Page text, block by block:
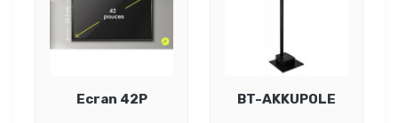
Ecran 42P BT-AKKUPOLE